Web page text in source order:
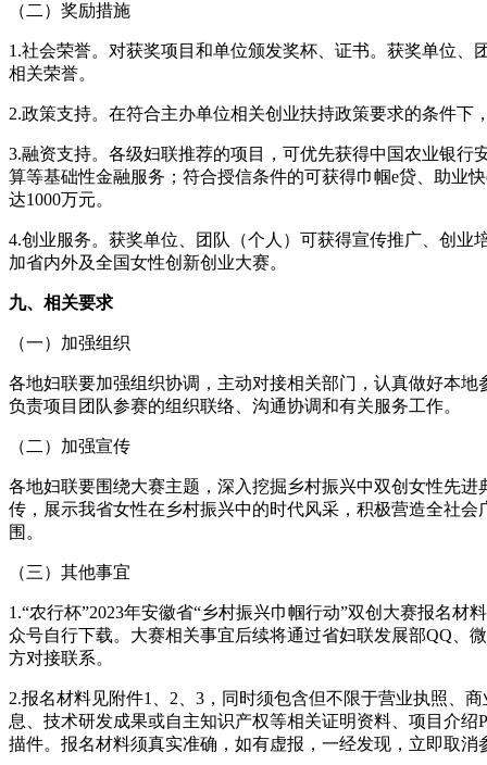
（二）奖励措施
1.社会荣誉。对获奖项目和单位颁发奖杯、证书。获奖单位、
相关荣誉。
2.政策支持。在符合主办单位相关创业扶持政策要求的条件下
3.融资支持。各级妇联推荐的项目，可优先获得中国农业银行
算等基础性金融服务；符合授信条件的可获得巾帼e贷、助业
达1000万元。
4.创业服务。获奖单位、团队（个人）可获得宣传推广、创业
加省内外及全国女性创新创业大赛。
九、相关要求
（一）加强组织
各地妇联要加强组织协调，主动对接相关部门，认真做好本
负责项目团队参赛的组织联络、沟通协调和有关服务工作。
（二）加强宣传
各地妇联要围绕大赛主题，深入挖掘乡村振兴中双创女性先
传，展示我省女性在乡村振兴中的时代风采，积极营造全社
围。
（三）其他事宜
1.“农行杯”2023年安徽省“乡村振兴巾帼行动”双创大赛报名材
众号自行下载。大赛相关事宜后续将通过省妇联发展部QQ、
方对接联系。
2.报名材料见附件1、2、3，同时须包含但不限于营业执照、
息、技术研发成果或自主知识产权等相关证明资料、项目介绍
描件。报名材料须真实准确，如有虚报，一经发现，立即取消